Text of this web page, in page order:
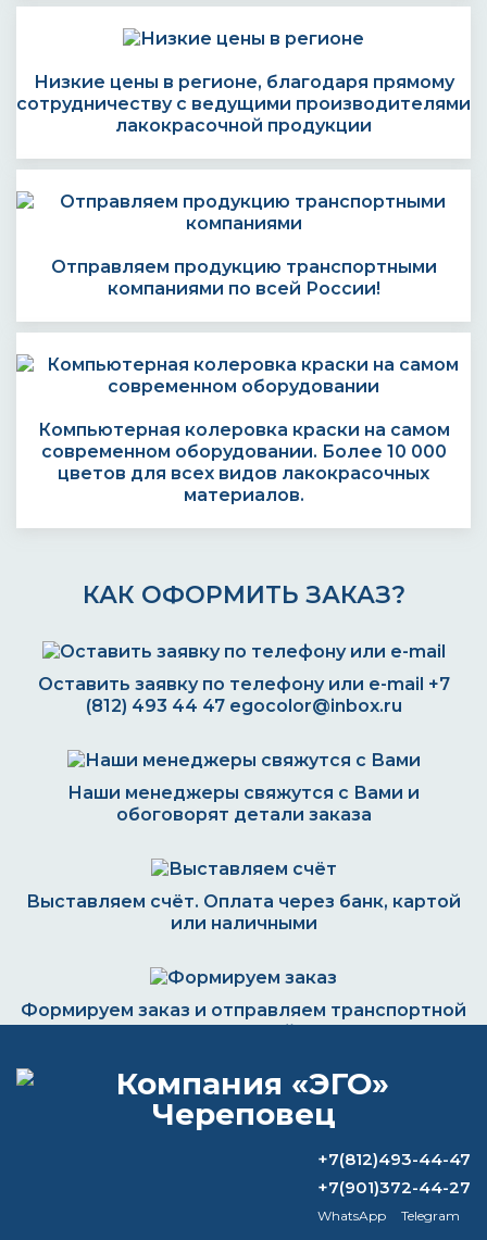
Низкие цены в регионе, благодаря прямому
сотрудничеству с ведущими производителями
лакокрасочной продукции
Отправляем продукцию транспортными
компаниями по всей России!
Компьютерная колеровка краски на самом
современном оборудовании. Более 10 000
цветов для всех видов лакокрасочных
материалов.
КАК ОФОРМИТЬ ЗАКАЗ?
Оставить заявку по телефону или e-mail +7
(812) 493 44 47 egocolor@inbox.ru
Наши менеджеры свяжутся с Вами и
обоговорят детали заказа
Выставляем счёт. Оплата через банк, картой
или наличными
Формируем заказ и отправляем транспортной
компанией
ВОПРОС-ОТВЕТ
Какой растворитель нужен для
+7(812)493-44-47
+7(901)372-44-27
WhatsApp
Telegram